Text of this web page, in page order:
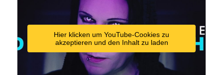
Hier klicken um YouTube-Cookies zu
akzeptieren und den Inhalt zu laden